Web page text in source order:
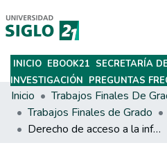
Subir
INICIO EBOOK21 SECRETARÍA
INVESTIGACIÓN PREGUNTAS
Inicio
Trabajos Finales de Grado
Derecho de acceso a la información publica vs datos personales.